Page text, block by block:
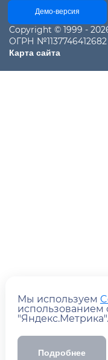
Демо-версия
Copyright © 1999 -
ОГРН №1137746412682
Карта сайта
данных
Мы используем
использованием
"Яндекс.Метрика".
Подробнее